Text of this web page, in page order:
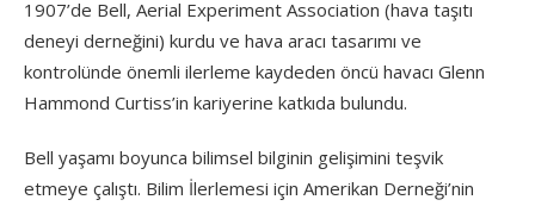
1907’de Bell, Aerial Experiment Association (hava taşıtı
deneyi derneğini) kurdu ve hava aracı tasarımı ve
kontrolünde önemli ilerleme kaydeden öncü havacı Glenn
Hammond Curtiss’in kariyerine katkıda bulundu.
Bell yaşamı boyunca bilimsel bilginin gelişimini teşvik
etmeye çalıştı. Bilim İlerlemesi için Amerikan Derneği’nin